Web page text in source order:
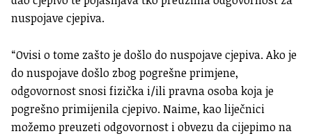
nuspojave cjepiva.
“Ovisi o tome zašto je došlo do nuspojave cjepiva. Ako je
do nuspojave došlo zbog pogrešne primjene,
odgovornost snosi fizička i/ili pravna osoba koja je
pogrešno primijenila cjepivo. Naime, kao liječnici
možemo preuzeti odgovornost i obvezu da cijepimo na